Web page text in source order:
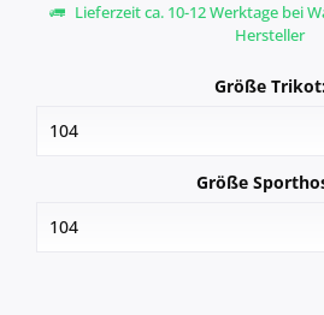
Lieferzeit ca. 10-12 Werktage bei
Hersteller
Größe
Größe